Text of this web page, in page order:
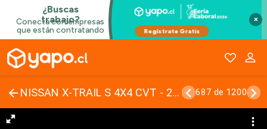
×
NISSAN X-TRAIL S 4X4 CVT - 2014 | 297 687 de 1200